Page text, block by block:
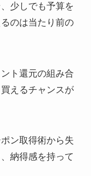
少しでも予算を
のは当たり前の
ト還元の組み合
えるチャンスが
ン取得術から失
納得感を持って